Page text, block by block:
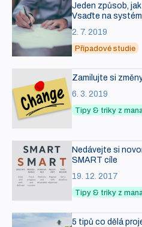
Jeden způsob,
Vsaďte na systém
2. 7. 2019
Případové studie
Zamilujte si
6. 3. 2019
Tipy & triky z
Nedávejte si
SMART cíle
19. 12. 2017
Tipy & triky z
5 tipů co dělá